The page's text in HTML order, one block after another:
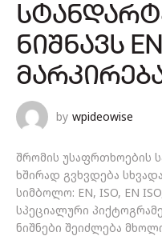
ᲜᲘᲨᲜᲐᲕᲡ
by wpideowise
შრომის უსაფრთხოების
ხშირად გვხვდება
სიმბოლო: EN, ISO, EN
სპეციალური
ნიშნები შეიძლება